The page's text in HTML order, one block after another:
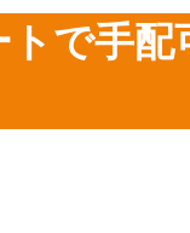
トで手